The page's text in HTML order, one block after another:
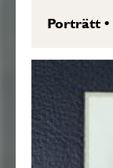
Porträtt•